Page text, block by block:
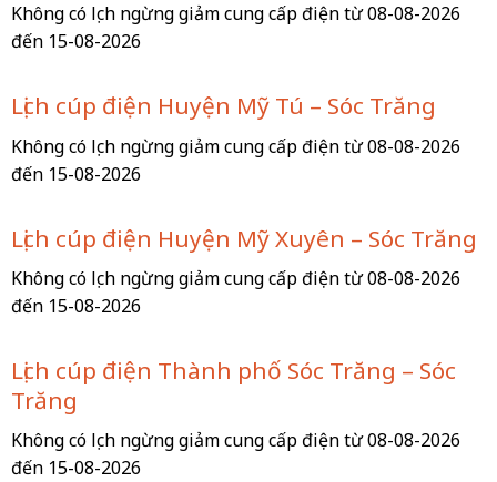
Không có lịch ngừng giảm cung cấp điện từ 08-08-2026
đến 15-08-2026
Lịch cúp điện Huyện Mỹ Tú – Sóc Trăng
Không có lịch ngừng giảm cung cấp điện từ 08-08-2026
đến 15-08-2026
Lịch cúp điện Huyện Mỹ Xuyên – Sóc Trăng
Không có lịch ngừng giảm cung cấp điện từ 08-08-2026
đến 15-08-2026
Lịch cúp điện Thành phố Sóc Trăng – Sóc
Trăng
Không có lịch ngừng giảm cung cấp điện từ 08-08-2026
đến 15-08-2026